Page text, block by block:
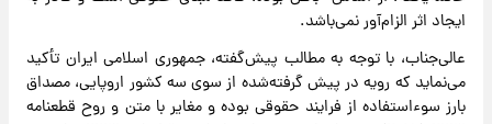
ایجاد اثر الزام‌آور نمی‌باشد.
عالی‌جناب، با توجه به مطالب پیش‌گفته، جمهوری اسلامی ایران تأکید
می‌نماید که رویه در پیش گرفته‌شده از سوی سه کشور اروپایی، مصداق
بارز سوء‌استفاده از فرایند حقوقی بوده و مغایر با متن و روح قطعنامه